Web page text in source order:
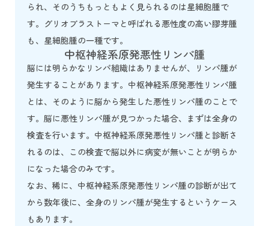
られ、そのうちもっともよく見られるのは星細胞腫で
す。グリオブラストーマと呼ばれる悪性度の高い膠芽腫
も、星細胞腫の一種です。
中枢神経系原発悪性リンパ腫
脳には明らかなリンパ組織はありませんが、リンパ腫が
発生することがあります。中枢神経系原発悪性リンパ腫
とは、そのように脳から発生した悪性リンパ腫のことで
す。脳に悪性リンパ腫が見つかった場合、まずは全身の
検査を行います。中枢神経系原発悪性リンパ腫と診断さ
れるのは、この検査で脳以外に病変が無いことが明らか
になった場合のみです。
なお、稀に、中枢神経系原発悪性リンパ腫の診断が出て
から数年後に、全身のリンパ腫が発生するというケース
もあります。